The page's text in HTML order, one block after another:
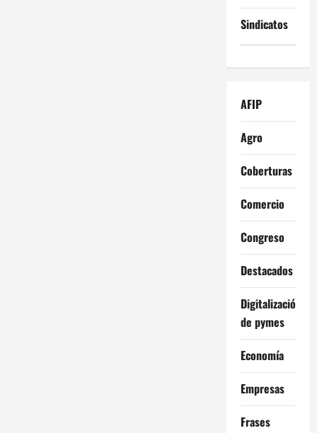
Sindicatos
AFIP
Agro
Coberturas
Comercio
Congreso
Destacados
Digitalización
de pymes
Economía
Empresas
Frases